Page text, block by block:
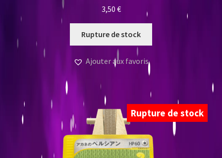
3,50 €
Rupture de stock
Ajouter aux favoris
Rupture de stock